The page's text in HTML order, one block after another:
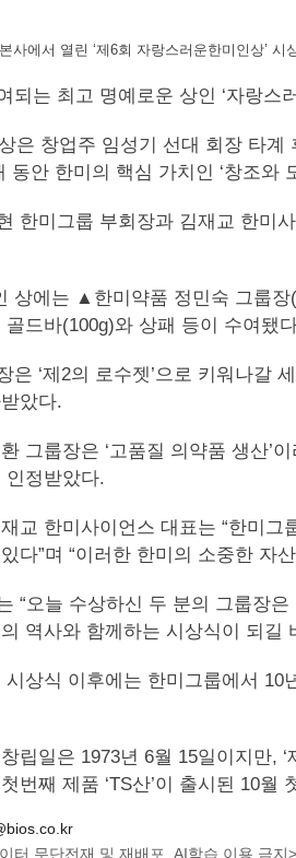
사에서 열린 ‘제6회 자랑스러운한미인상’
되는 최고 명예로운 상인 ‘자랑
은 창업주 임성기 선대 회장 타
동안 한미의 핵심 가치인 ‘창조와
한미그룹 부회장과 김재교 한미
상에는 ▲한미약품 정민숙 그룹
드바(100g)와 상패 등이 수여됐
은 ‘제2의 로수젯’으로 키워나갈
았다.
그룹장은 ‘고품질 의약품 생산
인정받았다.
교 한미사이언스 대표는 “한미
다”며 “이러한 한미의 소중한
“오늘 수상하신 두 분의 그룹장
역사와 함께하는 시상식이 되길
상식 이후에는 한미그룹에서
립일은 1973년 6월 15일이지만,
번째 제품 ‘TS산’이 출시된 10
터 무단전재 및 재배포, AI학습 이용 금지>